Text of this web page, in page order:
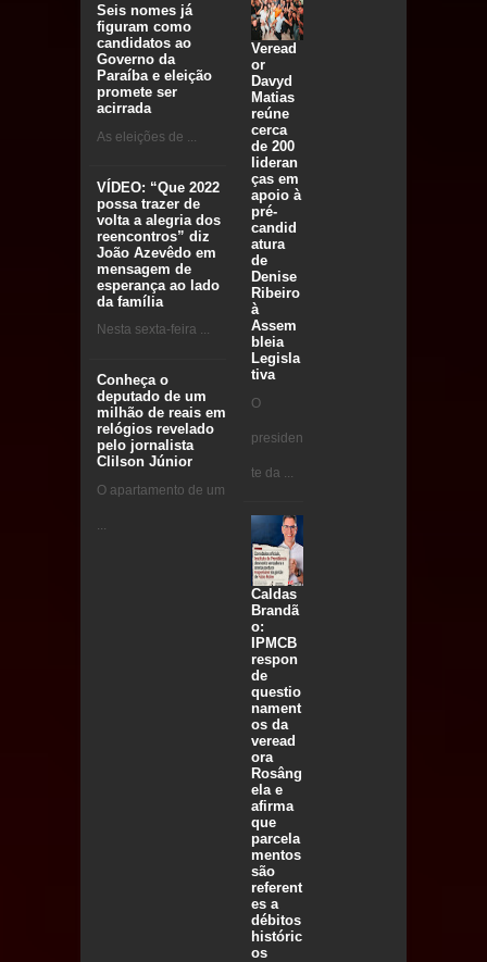
Seis nomes já
figuram como
candidatos ao
Governo da
Paraíba e eleição
promete ser
acirrada
As eleições de ...
VÍDEO: “Que 2022
possa trazer de
volta a alegria dos
reencontros” diz
João Azevêdo em
mensagem de
esperança ao lado
da família
Nesta sexta-feira ...
Conheça o
deputado de um
milhão de reais em
relógios revelado
pelo jornalista
Clilson Júnior
O apartamento de um
...
Veread
or
Davyd
Matias
reúne
cerca
de 200
lideran
ças em
apoio à
pré-
candid
atura
de
Denise
Ribeiro
à
Assem
bleia
Legisla
tiva
O
presiden
te da ...
Caldas
Brandã
o:
IPMCB
respon
de
questio
nament
os da
veread
ora
Rosâng
ela e
afirma
que
parcela
mentos
são
referent
es a
débitos
históric
os